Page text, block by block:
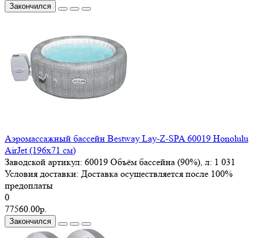
Закончился
Аэромассажный бассейн Bestway Lay-Z-SPA 60019 Honolulu
AirJet (196x71 см)
Заводской артикул: 60019 Объём бассейна (90%), л: 1 031
Условия доставки: Доставка осуществляется после 100%
предоплаты
0
77560.00р.
Закончился